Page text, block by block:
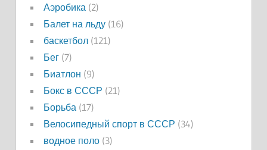
Аэробика (2)
Балет на льду(16)
баскетбол(121)
Бег(7)
Биатлон (9)
Бокс в СССР (21)
Борьба (17)
Велосипедный спорт в СССР (34)
водное поло(3)